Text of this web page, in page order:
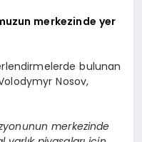
merkezinde yer
bulunan
Nosov,
merkezinde